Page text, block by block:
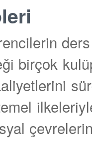
ders
birçok